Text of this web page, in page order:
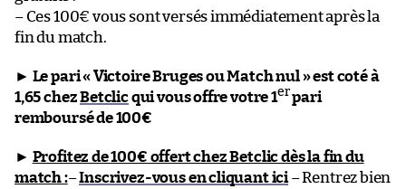
– Ces 100€ vous sont versés immédiatement après la
fin du match.
► Le pari « Victoire Bruges ou Match nul » est coté à
1,65 chezBetclicqui vous offre votre 1erpari
remboursé de 100€
► Profitez de 100€ offert chez Betclic dès la fin du
match :–Inscrivez-vous en cliquant ici– Rentrez bien